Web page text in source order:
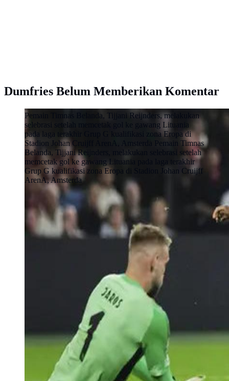
Dumfries Belum Memberikan Komentar
Pemain Timnas Belanda, Tijjani Reijnders, melakukan
selebrasi setelah memcetak gol ke gawang Lituania
pada laga terakhir Grup G kualifikasi zona Eropa di
Stadion Johan Cruijff ArenA, Amsterda Pemain Timnas
Belanda, Tijjani Reijnders, melakukan selebrasi setelah
memcetak gol ke gawang Lituania pada laga terakhir
Grup G kualifikasi zona Eropa di Stadion Johan Cruijff
ArenA, Amsterda